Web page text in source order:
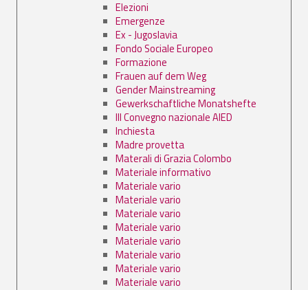
Elezioni
Emergenze
Ex - Jugoslavia
Fondo Sociale Europeo
Formazione
Frauen auf dem Weg
Gender Mainstreaming
Gewerkschaftliche Monatshefte
III Convegno nazionale AIED
Inchiesta
Madre provetta
Materali di Grazia Colombo
Materiale informativo
Materiale vario
Materiale vario
Materiale vario
Materiale vario
Materiale vario
Materiale vario
Materiale vario
Materiale vario